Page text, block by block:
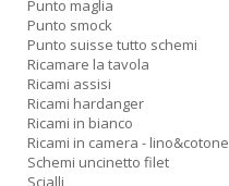
Punto maglia
Punto smock
Punto suisse tutto schemi
Ricamare la tavola
Ricami assisi
Ricami hardanger
Ricami in bianco
Ricami in camera - lino&cotone
Schemi uncinetto filet
Scialli